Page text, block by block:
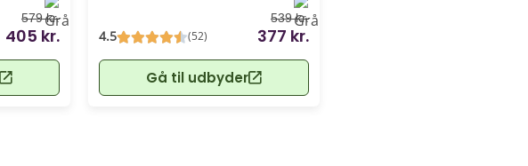
579 kr.
405 kr. 4.5 (52)
539 kr.
377 kr.
Gå til udbyder